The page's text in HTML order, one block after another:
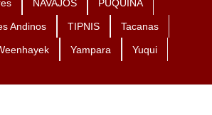
NAVAJOS PUQUINA
Andinos TIPNIS Tacanas
Yampara Yuqui